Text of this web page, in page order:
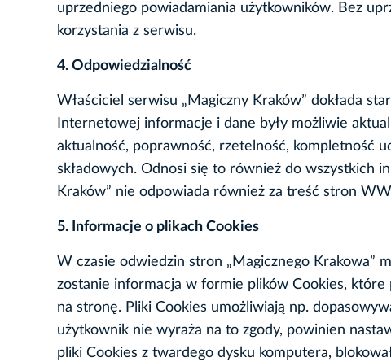
uprzedniego powiadamiania użytkowników. Bez
korzystania z serwisu.
4. Odpowiedzialność
Właściciel serwisu „Magiczny Kraków” dokłada
Internetowej informacje i dane były możliwie
aktualność, poprawność, rzetelność, kompletność
składowych. Odnosi się to również do wszystkich
Kraków” nie odpowiada również za treść stron
5. Informacje o plikach Cookies
W czasie odwiedzin stron „Magicznego Krakowa”
zostanie informacja w formie plików Cookies,
na stronę. Pliki Cookies umożliwiają np.
użytkownik nie wyraża na to zgody, powinien
pliki Cookies z twardego dysku komputera,